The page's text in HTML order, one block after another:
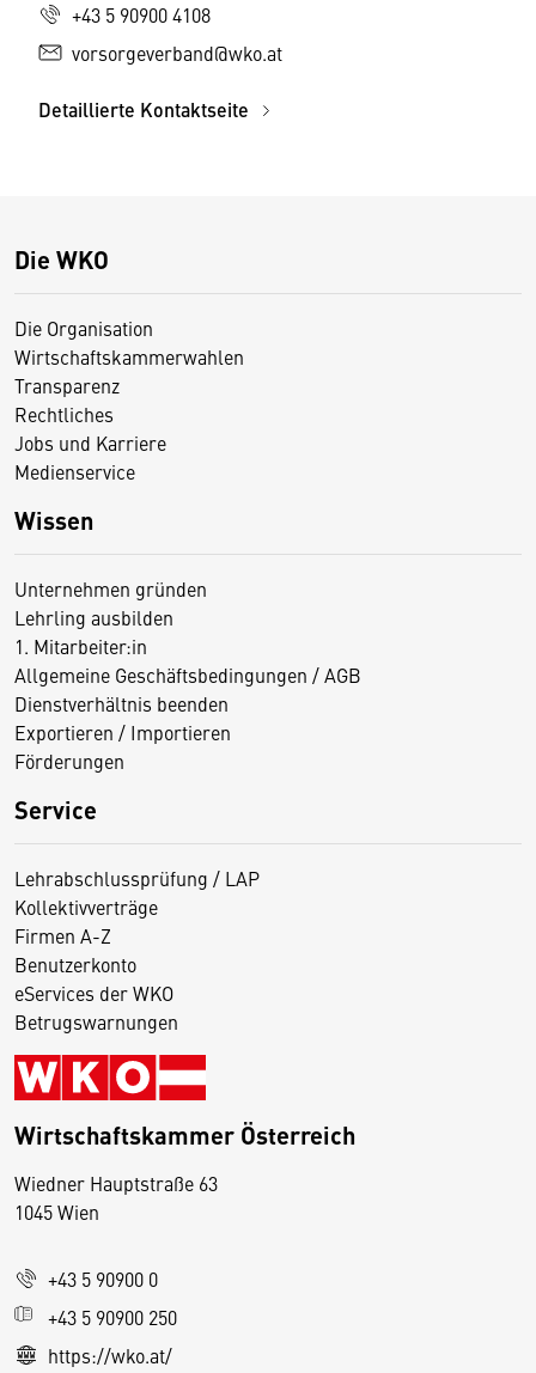
+43 5 90900 4108
vorsorgeverband@wko.at
Detaillierte Kontaktseite
Die WKO
Die Organisation
Wirtschaftskammerwahlen
Transparenz
Rechtliches
Jobs und Karriere
Medienservice
Wissen
Unternehmen gründen
Lehrling ausbilden
1. Mitarbeiter:in
Allgemeine Geschäftsbedingungen / AGB
Dienstverhältnis beenden
Exportieren / Importieren
Förderungen
Service
Lehrabschlussprüfung / LAP
Kollektivverträge
Firmen A-Z
Benutzerkonto
eServices der WKO
Betrugswarnungen
Wirtschaftskammer Österreich
Wiedner Hauptstraße 63
1045 Wien
+43 5 90900 0
+43 5 90900 250
https://wko.at/
D
s
e
S